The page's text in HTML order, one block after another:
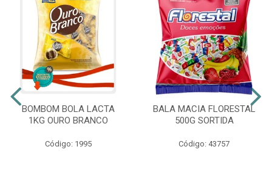
BOMBOM BOLA LACTA
1KG OURO BRANCO
Código: 1995
BALA MACIA FLORESTAL
500G SORTIDA
Código: 43757